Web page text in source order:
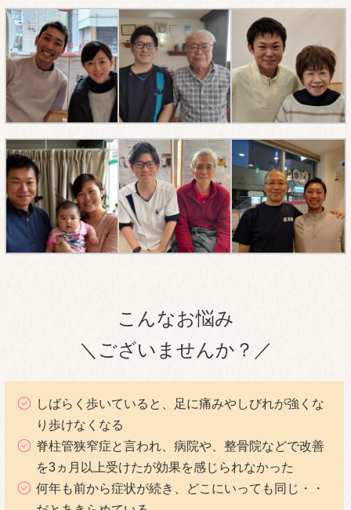
こんなお悩み
＼ございませんか？／
しばらく歩いていると、足に痛みやしびれが強くな
り歩けなくなる
脊柱管狭窄症と言われ、病院や、整骨院などで改善
を3ヵ月以上受けたが効果を感じられなかった
何年も前から症状が続き、どこにいっても同じ・・